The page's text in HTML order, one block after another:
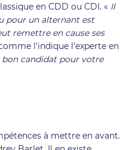
en CDD ou CDI. « Il
pour un alternant est
remettre en cause ses
l’indique l’experte en
bon candidat pour votre
à mettre en avant.